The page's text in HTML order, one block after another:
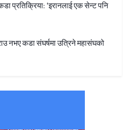
प्रतिक्रिया: ‘इरानलाई एक सेन्ट पनि
नभए कडा संघर्षमा उत्रिने महासंघको